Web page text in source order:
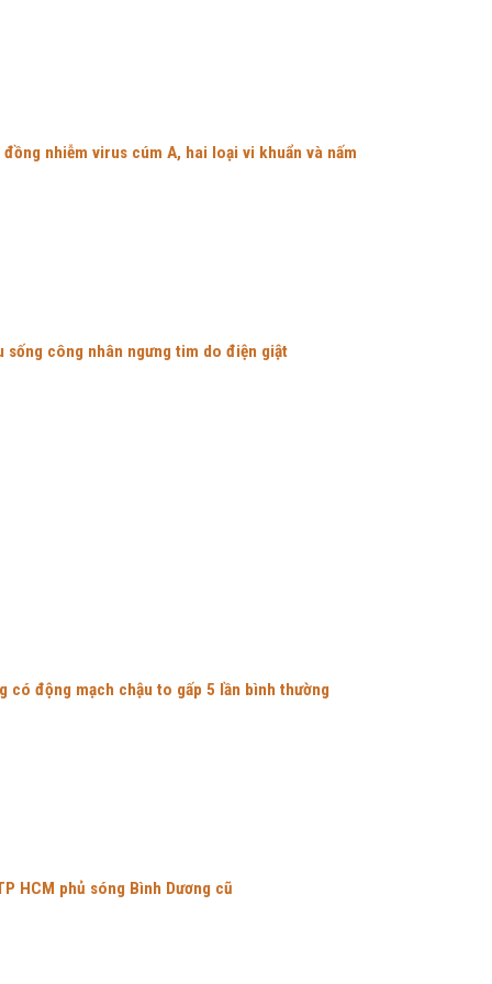
nhiễm virus cúm A, hai loại vi khuẩn và nấm
sống công nhân ngưng tim do điện giật
có động mạch chậu to gấp 5 lần bình thường
HCM phủ sóng Bình Dương cũ